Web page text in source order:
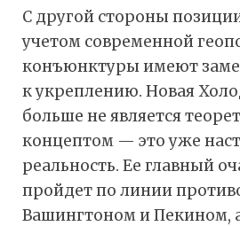
С другой стороны
учетом современной
конъюнктуры имеют
к укреплению. Новая
больше не является
концептом — это уже
реальность. Ее главный
пройдет по линии
Вашингтоном и Пекином,